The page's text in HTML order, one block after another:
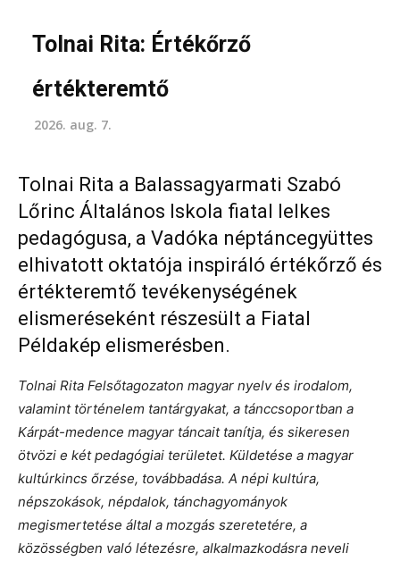
Tolnai Rita: Értékőrző
értékteremtő
2026. aug. 7.
Tolnai Rita a Balassagyarmati Szabó
Lőrinc Általános Iskola fiatal lelkes
pedagógusa, a Vadóka néptáncegyüttes
elhivatott oktatója inspiráló értékőrző és
értékteremtő tevékenységének
elismeréseként részesült a Fiatal
Példakép elismerésben.
Tolnai Rita Felsőtagozaton magyar nyelv és irodalom,
valamint történelem tantárgyakat, a tánccsoportban a
Kárpát-medence magyar táncait tanítja, és sikeresen
ötvözi e két pedagógiai területet. Küldetése a magyar
kultúrkincs őrzése, továbbadása. A népi kultúra,
népszokások, népdalok, tánchagyományok
megismertetése által a mozgás szeretetére, a
közösségben való létezésre, alkalmazkodásra neveli